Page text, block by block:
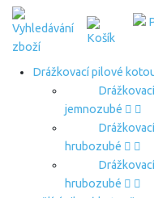
Drážkovací pilové
jemnozubé
hrubozubé
hrubozubé